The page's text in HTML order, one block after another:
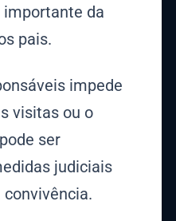
da
pais.
impede
visitas ou o
ser
judiciais